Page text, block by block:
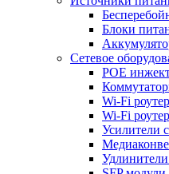
Блоки
Сетевое
POE
Wi-Fi
Wi-Fi
Усилители